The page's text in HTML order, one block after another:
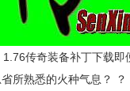
传奇装备补丁下载即
省所熟悉的火种气息？